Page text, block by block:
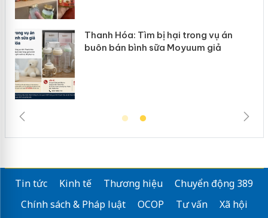
Thanh Hóa: Tìm bị hại trong vụ án
buôn bán bình sữa Moyuum giả
Tin tức Kinh tế Thương hiệu
Chuyển động 389
Chính sách & Pháp luật
OCOP Tư vấn
Xã hội